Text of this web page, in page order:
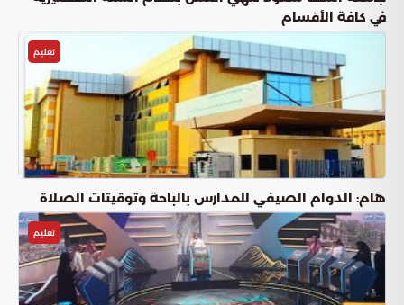
في كافة الأقسام
تعليم
هام: الدوام الصيفي للمدارس بالباحة وتوقيتات الصلاة
تعليم